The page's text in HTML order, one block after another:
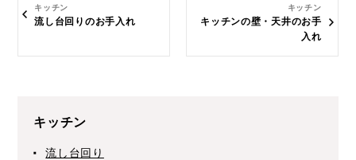
キッチン
流し台回りのお手入れ
キッチン
キッチンの壁・天井のお手
入れ
キッチン
流し台回り